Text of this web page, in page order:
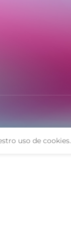
uso de cookies.